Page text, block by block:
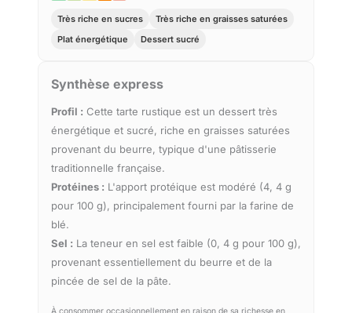
Très riche en sucres
Très riche en graisses saturées
Plat énergétique
Dessert sucré
Synthèse express
Profil : Cette tarte rustique est un dessert très
énergétique et sucré, riche en graisses saturées
provenant du beurre, typique d'une pâtisserie
traditionnelle française.
Protéines : L'apport protéique est modéré (4, 4 g
pour 100 g), principalement fourni par la farine de
blé.
Sel : La teneur en sel est faible (0, 4 g pour 100 g),
provenant essentiellement du beurre et de la
pincée de sel de la pâte.